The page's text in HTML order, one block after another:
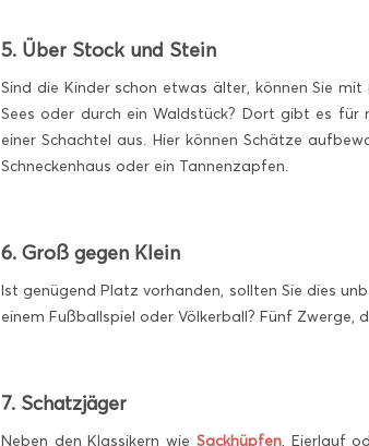
5. Über Stock und Stein
Sind die Kinder schon etwas älter, können Sie
Sees oder durch ein Waldstück? Dort gibt es für
einer Schachtel aus. Hier können Schätze
Schneckenhaus oder ein Tannenzapfen.
6. Groß gegen Klein
Ist genügend Platz vorhanden, sollten Sie dies
einem Fußballspiel oder Völkerball? Fünf Zwerge,
7. Schatzjäger
Neben den Klassikern wie Sackhüpfen, Eierlauf